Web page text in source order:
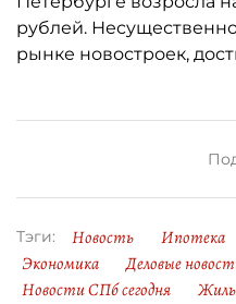
рублей.
рынке новостроек,
Тэги: Новость Ипотека
Экономика
Деловые
Новости СПб сегодня